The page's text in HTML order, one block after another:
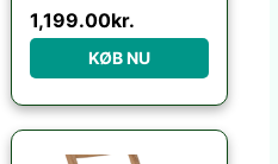
1,199.00kr.
KØB NU